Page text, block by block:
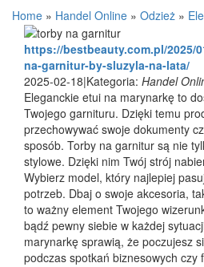
Home » Handel Online » Odzież »
https://bestbeauty.com.pl/2025/
na-garnitur-by-sluzyla-na-lata/
2025-02-18|Kategoria: Handel
Eleganckie etui na marynarkę to
Twojego garnituru. Dzięki temu
przechowywać swoje dokumenty
sposób. Torby na garnitur są nie
stylowe. Dzięki nim Twój strój
Wybierz model, który najlepiej
potrzeb. Dbaj o swoje akcesoria,
to ważny element Twojego
bądź pewny siebie w każdej
marynarkę sprawią, że poczujesz
podczas spotkań biznesowych czy